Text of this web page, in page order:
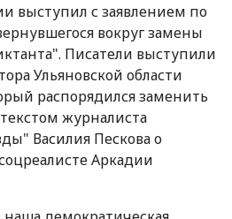
выступил с заявлением по
вокруг замены
Писатели выступили
Ульяновской области
распорядился заменить
журналиста
Василия Пескова о
Аркадии